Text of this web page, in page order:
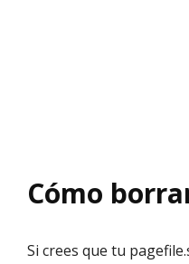
Cómo
Si crees que tu